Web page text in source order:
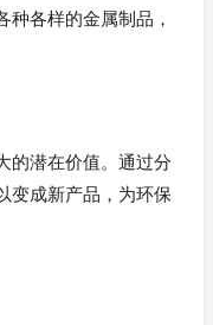
种各样的金属制品，
的潜在价值。通过分
变成新产品，为环保